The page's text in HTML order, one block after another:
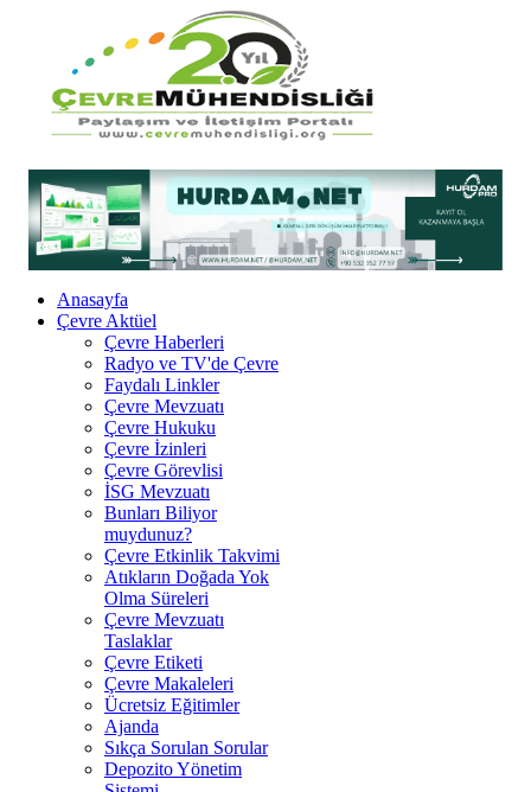
Anasayfa
Çevre Aktüel
Çevre Haberleri
Radyo ve TV'de Çevre
Faydalı Linkler
Çevre Mevzuatı
Çevre Hukuku
Çevre İzinleri
Çevre Görevlisi
İSG Mevzuatı
Bunları Biliyor
muydunuz?
Çevre Etkinlik Takvimi
Atıkların Doğada Yok
Olma Süreleri
Çevre Mevzuatı
Taslaklar
Çevre Etiketi
Çevre Makaleleri
Ücretsiz Eğitimler
Ajanda
Sıkça Sorulan Sorular
Depozito Yönetim